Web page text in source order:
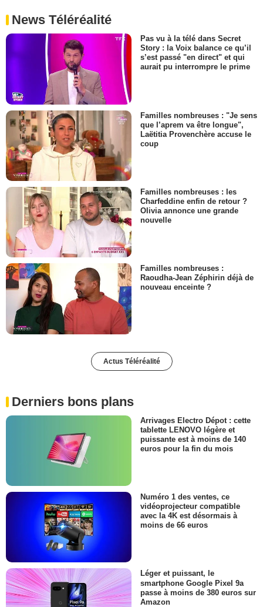
News Téléréalité
Pas vu à la télé dans Secret
Story : la Voix balance ce qu’il
s’est passé "en direct" et qui
aurait pu interrompre le prime
Familles nombreuses : "Je sens
que l’aprem va être longue",
Laëtitia Provenchère accuse le
coup
Familles nombreuses : les
Charfeddine enfin de retour ?
Olivia annonce une grande
nouvelle
Familles nombreuses :
Raoudha-Jean Zéphirin déjà de
nouveau enceinte ?
Actus Téléréalité
Derniers bons plans
Arrivages Electro Dépot : cette
tablette LENOVO légère et
puissante est à moins de 140
euros pour la fin du mois
Numéro 1 des ventes, ce
vidéoprojecteur compatible
avec la 4K est désormais à
moins de 66 euros
Léger et puissant, le
smartphone Google Pixel 9a
passe à moins de 380 euros sur
Amazon